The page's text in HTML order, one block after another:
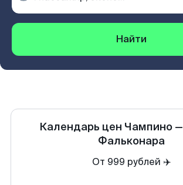
Найти
Календарь цен Чампино—
Фальконара
От 999 рублей ✈️